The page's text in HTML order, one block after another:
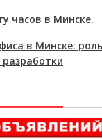
часов в Минске.
в Минске: